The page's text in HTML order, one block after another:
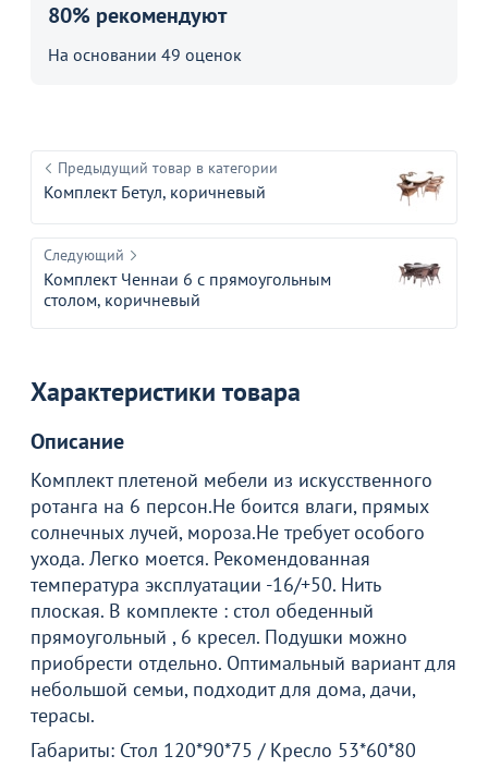
80% рекомендуют
На основании 49 оценок
Предыдущий товар в категории
Комплект Бетул, коричневый
Следующий
Комплект Ченнаи 6 с прямоугольным
столом, коричневый
Характеристики товара
Описание
Комплект плетеной мебели из искусственного
ротанга на 6 персон.Не боится влаги, прямых
солнечных лучей, мороза.Не требует особого
ухода. Легко моется. Рекомендованная
температура эксплуатации -16/+50. Нить
плоская. В комплекте : стол обеденный
прямоугольный , 6 кресел. Подушки можно
приобрести отдельно. Оптимальный вариант для
небольшой семьи, подходит для дома, дачи,
терасы.
Габариты: Стол 120*90*75 / Кресло 53*60*80
Товар в корзине
Комплект Ченнаи 6 с прямоугольным столом,
73 690 ₽